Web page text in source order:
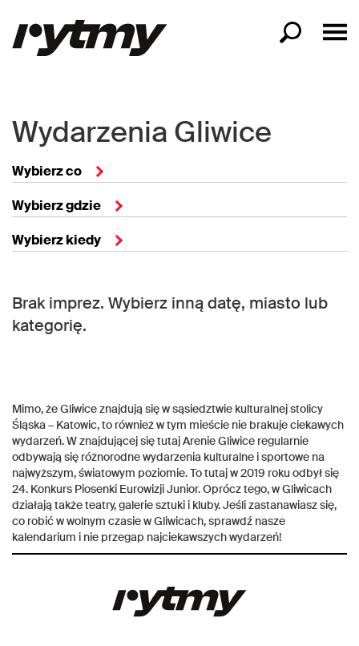
Wydarzenia Gliwice
Wybierz co
Wybierz gdzie
Wybierz kiedy
Brak imprez. Wybierz inną datę, miasto lub
kategorię.
Mimo, że Gliwice znajdują się w sąsiedztwie kulturalnej stolicy
Śląska – Katowic, to również w tym mieście nie brakuje ciekawych
wydarzeń. W znajdującej się tutaj Arenie Gliwice regularnie
odbywają się różnorodne wydarzenia kulturalne i sportowe na
najwyższym, światowym poziomie. To tutaj w 2019 roku odbył się
24. Konkurs Piosenki Eurowizji Junior. Oprócz tego, w Gliwicach
działają także teatry, galerie sztuki i kluby. Jeśli zastanawiasz się,
co robić w wolnym czasie w Gliwicach, sprawdź nasze
kalendarium i nie przegap najciekawszych wydarzeń!